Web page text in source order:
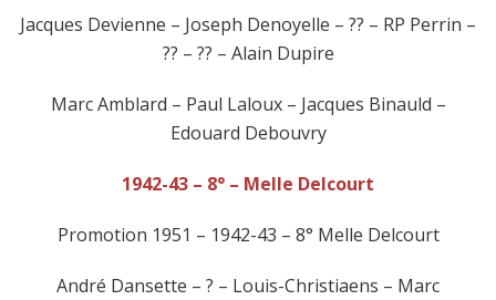
Jacques Devienne – Joseph Denoyelle – ?? – RP Perrin –
?? – ?? – Alain Dupire
Marc Amblard – Paul Laloux – Jacques Binauld –
Edouard Debouvry
1942-43 – 8° – Melle Delcourt
Promotion 1951 – 1942-43 – 8° Melle Delcourt
André Dansette – ? – Louis-Christiaens – Marc